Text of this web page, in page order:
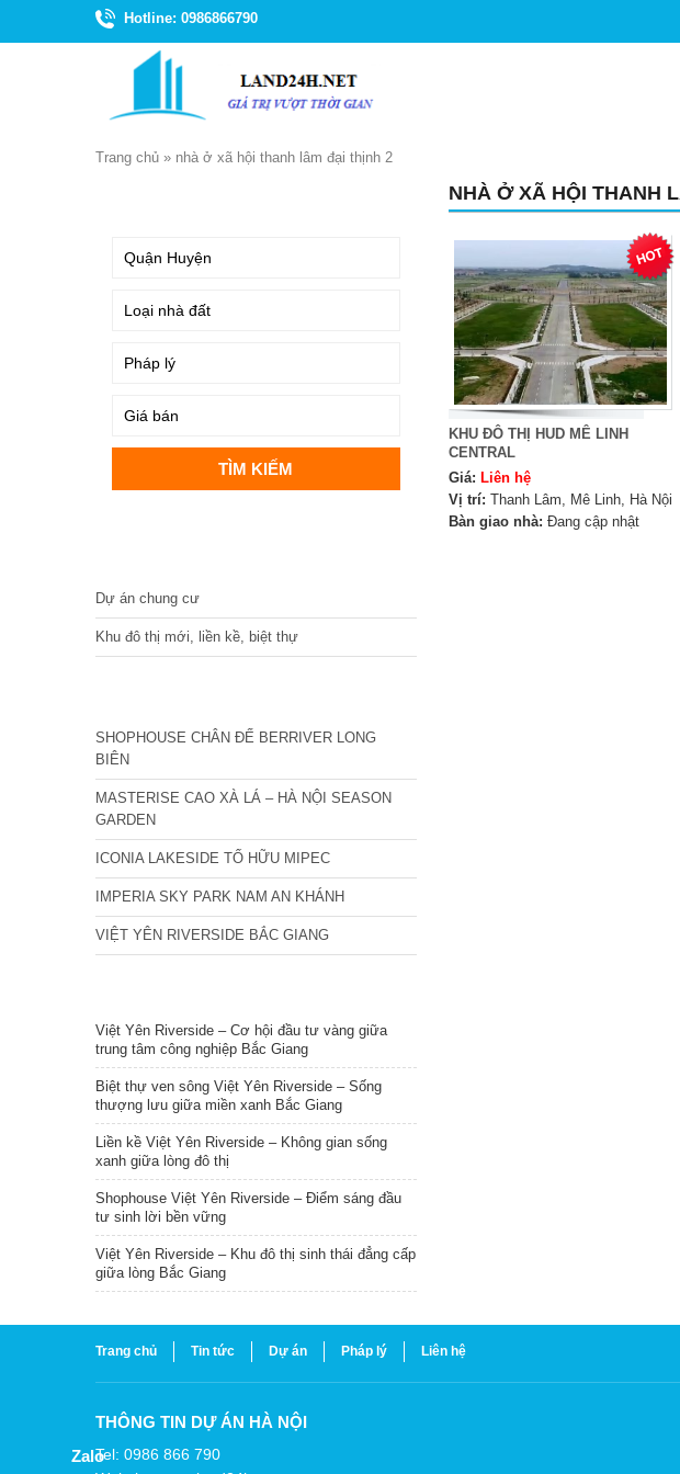
Hotline: 0986866790
Trang chủ » nhà ở xã hội thanh lâm đại thịnh 2
NHÀ Ở XÃ HỘI THANH
KHU ĐÔ THỊ HUD MÊ LINH
CENTRAL
Giá: Liên hệ
Vị trí: Thanh Lâm, Mê Linh, Hà Nội
Bàn giao nhà: Đang cập nhật
Dự án chung cư
Khu đô thị mới, liền kề, biệt thự
SHOPHOUSE CHÂN ĐẾ BERRIVER LONG
BIÊN
MASTERISE CAO XÀ LÁ – HÀ NỘI SEASON
GARDEN
ICONIA LAKESIDE TỐ HỮU MIPEC
IMPERIA SKY PARK NAM AN KHÁNH
VIỆT YÊN RIVERSIDE BẮC GIANG
Việt Yên Riverside – Cơ hội đầu tư vàng giữa
trung tâm công nghiệp Bắc Giang
Biệt thự ven sông Việt Yên Riverside – Sống
thượng lưu giữa miền xanh Bắc Giang
Liền kề Việt Yên Riverside – Không gian sống
xanh giữa lòng đô thị
Shophouse Việt Yên Riverside – Điểm sáng đầu
tư sinh lời bền vững
Việt Yên Riverside – Khu đô thị sinh thái đẳng cấp
giữa lòng Bắc Giang
Trang chủ Tin tức Dự án Pháp lý Liên hệ
THÔNG TIN DỰ ÁN HÀ NỘI
Tel: 0986 866 790
Zalo